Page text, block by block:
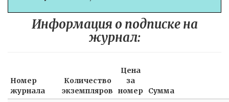
Информация о подписке на
журнал:
Номер
журнала
Количество
экземпляров
Цена
за
номер
Сумма